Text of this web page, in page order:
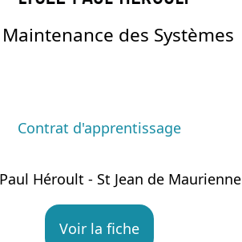
Maintenance des Systèmes
Contrat d'apprentissage
Héroult - St Jean de Maurienne
Voir la fiche